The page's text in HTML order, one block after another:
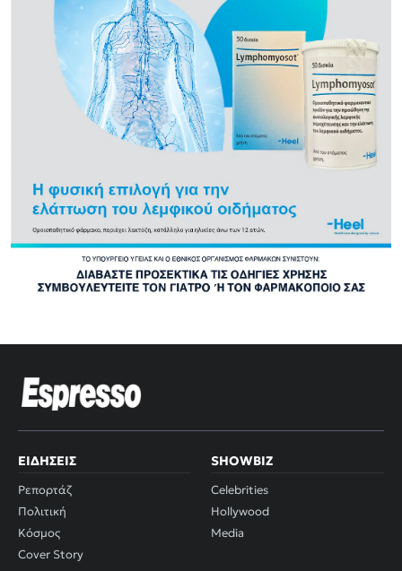
ΕΙΔΉΣΕΙΣ
Ρεπορτάζ
Πολιτική
Κόσμος
Cover Story
SHOWBIZ
Celebrities
Hollywood
Media